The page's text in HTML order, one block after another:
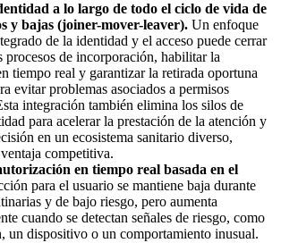
a lo largo de todo el ciclo de vida de
y bajas (joiner-mover-leaver). Un enfoque
de la identidad y el acceso puede cerrar
procesos de incorporación, habilitar la
tiempo real y garantizar la retirada oportuna
evitar problemas asociados a permisos
integración también elimina los silos de
para acelerar la prestación de la atención y
en un ecosistema sanitario diverso,
competitiva.
en tiempo real basada en el
para el usuario se mantiene baja durante
y de bajo riesgo, pero aumenta
cuando se detectan señales de riesgo, como
un dispositivo o un comportamiento inusual.